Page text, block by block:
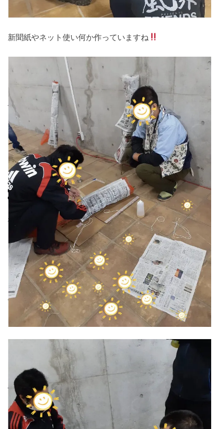
新聞紙やネット使い何か作っていますね